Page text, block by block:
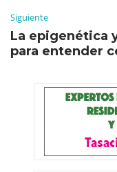
Siguiente
La epigenética
para entender